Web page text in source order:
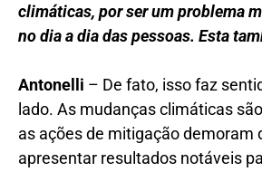
climáticas, por ser um problema
no dia a dia das pessoas. Esta
Antonelli – De fato, isso faz
lado. As mudanças climáticas
as ações de mitigação demoram
apresentar resultados notáveis